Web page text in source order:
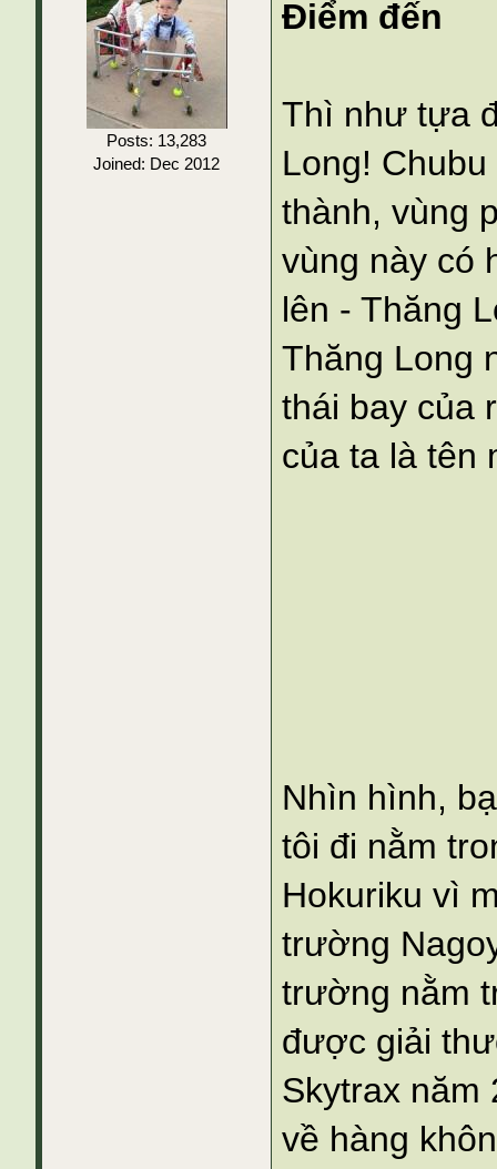
Posts: 13,283
Joined: Dec 2012
Điểm đến
Thì như tựa
Long!
thành, vùng
vùng này có
lên - Thăng
Thăng Long
thái bay của
của ta là tên
Nhìn hình,
tôi đi nằm
Hokuriku vì
trường
trường nằm
được giải
Skytrax năm
về hàng